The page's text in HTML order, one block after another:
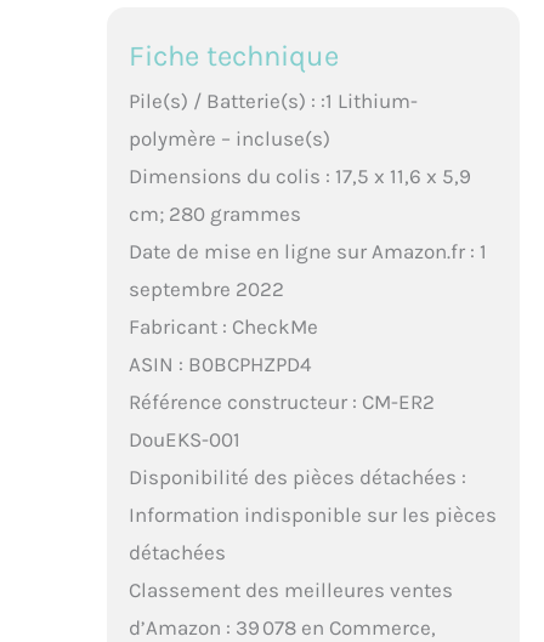
Fiche technique
Pile(s) / Batterie(s) : :1 Lithium-
polymère – incluse(s)
Dimensions du colis : 17,5 x 11,6 x 5,9
cm; 280 grammes
Date de mise en ligne sur Amazon.fr : 1
septembre 2022
Fabricant : CheckMe
ASIN : B0BCPHZPD4
Référence constructeur : CM-ER2
DouEKS-001
Disponibilité des pièces détachées :
Information indisponible sur les pièces
détachées
Classement des meilleures ventes
d’Amazon : 39 078 en Commerce,